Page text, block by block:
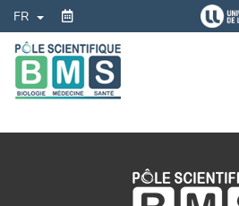
Aller
au
contenu
principal
FR Toggle Dropdown